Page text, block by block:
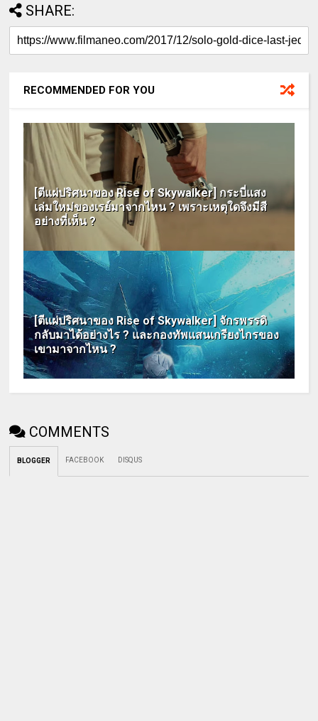
SHARE:
RECOMMENDED FOR YOU
[ตีแผ่ปริศนาของ Rise of Skywalker] กระบี่แสง
เล่มใหม่ของเรย์มาจากไหน ? เพราะเหตุใดจึงมีสี
อย่างที่เห็น ?
[ตีแผ่ปริศนาของ Rise of Skywalker] จักรพรรดิ
กลับมาได้อย่างไร ? และกองทัพแสนเกรียงไกรของ
เขามาจากไหน ?
COMMENTS
BLOGGER FACEBOOK DISQUS